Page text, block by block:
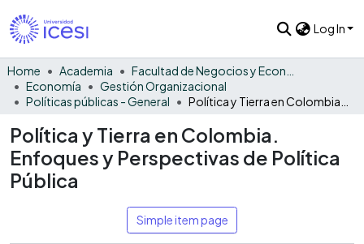
Log In
Home Academia
Economía
Gestión Organizacional
Políticas públicas - General
Política y Tierra en Colombia.
Enfoques y Perspectivas de Política
Pública
Simple item page